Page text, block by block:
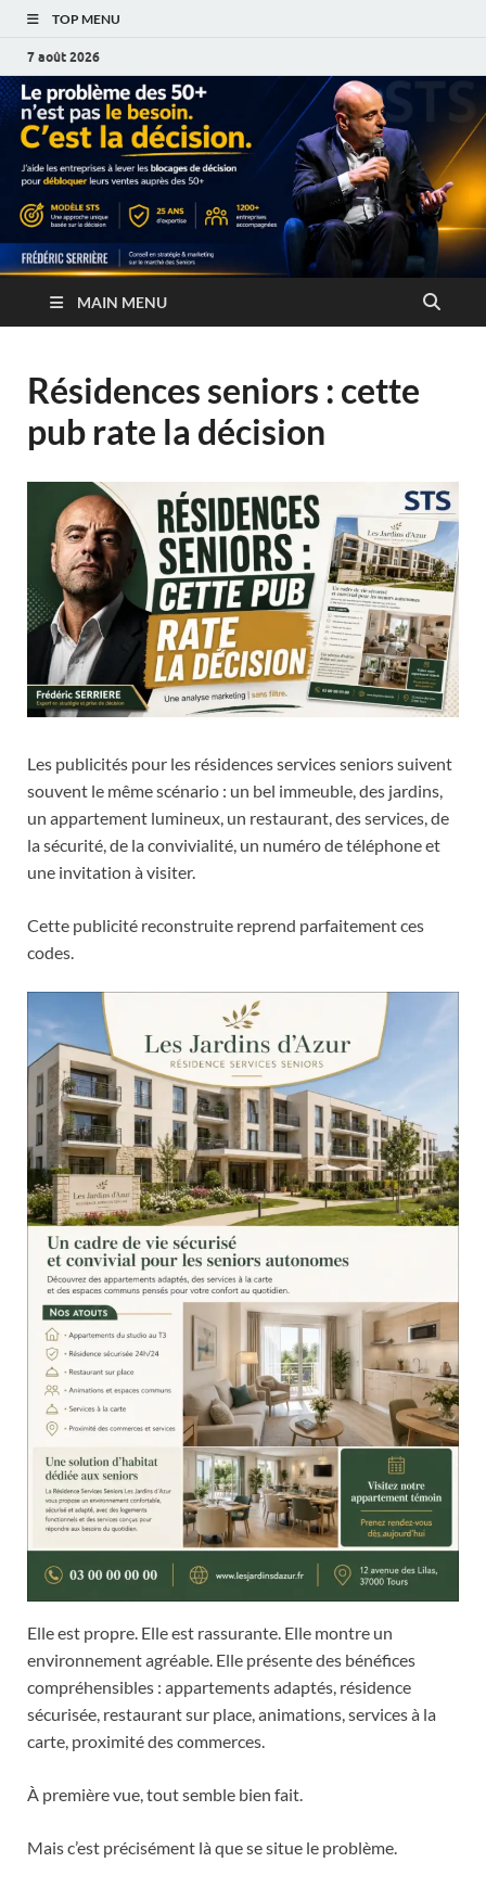
TOP MENU
7 août 2026
MAIN MENU
Résidences seniors : cette
pub rate la décision
Les publicités pour les résidences services seniors suivent
souvent le même scénario : un bel immeuble, des jardins,
un appartement lumineux, un restaurant, des services, de
la sécurité, de la convivialité, un numéro de téléphone et
une invitation à visiter.
Cette publicité reconstruite reprend parfaitement ces
codes.
Elle est propre. Elle est rassurante. Elle montre un
environnement agréable. Elle présente des bénéfices
compréhensibles : appartements adaptés, résidence
sécurisée, restaurant sur place, animations, services à la
carte, proximité des commerces.
À première vue, tout semble bien fait.
Mais c’est précisément là que se situe le problème.